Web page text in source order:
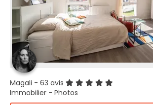
Magali - 63 avis
Immobilier - Photos